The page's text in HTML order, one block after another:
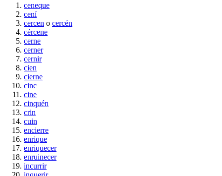
ceneque
cení
cercen o cercén
cércene
cerne
cerner
cernir
cien
cierne
cinc
cine
cinquén
crin
cuin
encierre
enrique
enriquecer
enruinecer
incurrir